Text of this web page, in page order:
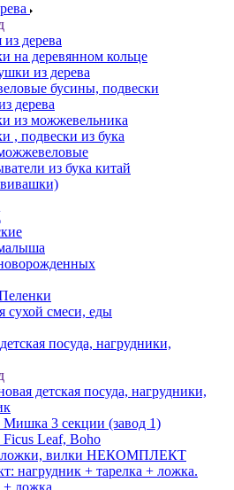
дерева
на деревянном кольце
из дерева
бусины, подвески
дерева
из можжевельника
, подвески из бука
из бука китай
сухой смеси, еды
посуда, нагрудники,
детская посуда, нагрудники,
Мишка 3 секции (завод 1)
Ficus Leaf, Boho
вилки НЕКОМПЛЕКТ
нагрудник + тарелка + ложка.
+ ложка